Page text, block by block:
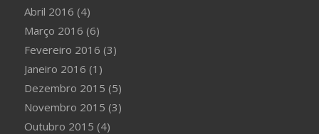
Abril 2016 (4)
Março 2016 (6)
Fevereiro 2016 (3)
Janeiro 2016 (1)
Dezembro 2015 (5)
Novembro 2015 (3)
Outubro 2015 (4)